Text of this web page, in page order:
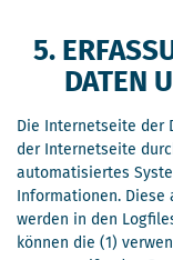
5.
DATEN
Die Internetseite der
der Internetseite
automatisiertes
Informationen.
werden in den
können die (1)